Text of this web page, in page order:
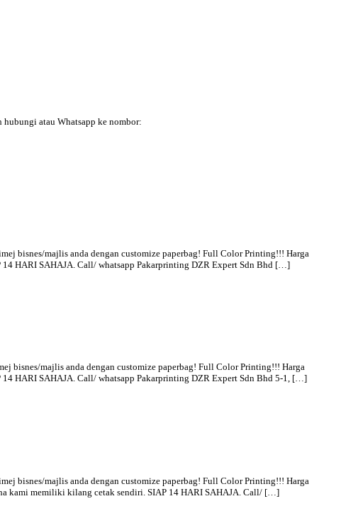
hubungi atau Whatsapp ke nombor:
bisnes/majlis anda dengan customize paperbag! Full Color Printing!!! Harga
HARI SAHAJA. Call/ whatsapp Pakarprinting DZR Expert Sdn Bhd […]
bisnes/majlis anda dengan customize paperbag! Full Color Printing!!! Harga
HARI SAHAJA. Call/ whatsapp Pakarprinting DZR Expert Sdn Bhd 5-1, […]
bisnes/majlis anda dengan customize paperbag! Full Color Printing!!! Harga
kami memiliki kilang cetak sendiri. SIAP 14 HARI SAHAJA. Call/ […]